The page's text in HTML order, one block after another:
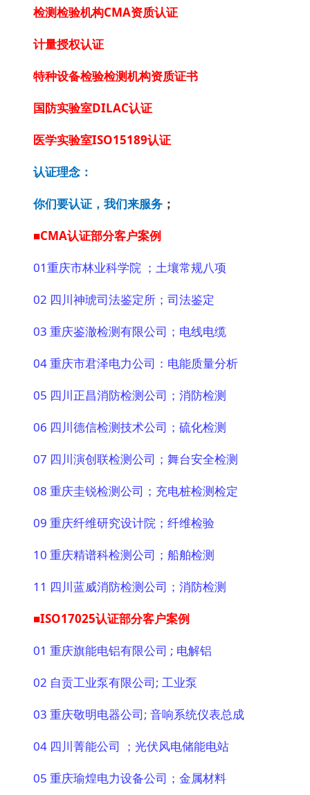
检测检验机构CMA资质认证
计量授权认证
特种设备检验检测机构资质证书
国防实验室DILAC认证
医学实验室ISO15189认证
认证理念：
你们要认证，我们来服务 ；
■CMA认证部分客户案例
01重庆市林业科学院 ；土壤常规八项
02 四川神琥司法鉴定所；司法鉴定
03 重庆鉴澈检测有限公司；电线电缆
04 重庆市君泽电力公司：电能质量分析
05 四川正昌消防检测公司；消防检测
06 四川德信检测技术公司；硫化检测
07 四川演创联检测公司；舞台安全检测
08 重庆圭锐检测公司；充电桩检测检定
09 重庆纤维研究设计院；纤维检验
10 重庆精谱科检测公司；船舶检测
11 四川蓝威消防检测公司；消防检测
■ISO17025认证部分客户案例
01 重庆旗能电铝有限公司 ; 电解铝
02 自贡工业泵有限公司; 工业泵
03 重庆敬明电器公司; 音响系统仪表总成
04 四川菁能公司 ；光伏风电储能电站
05 重庆瑜煌电力设备公司；金属材料